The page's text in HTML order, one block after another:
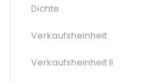
Dichte
Verkaufsheinheit
Verkaufsheinheit II